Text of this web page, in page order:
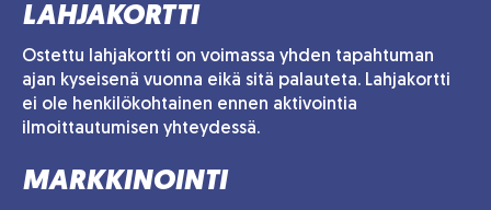
LAHJAKORTTI
Ostettu lahjakortti on voimassa yhden tapahtuman
ajan kyseisenä vuonna eikä sitä palauteta. Lahjakortti
ei ole henkilökohtainen ennen aktivointia
ilmoittautumisen yhteydessä.
MARKKINOINTI